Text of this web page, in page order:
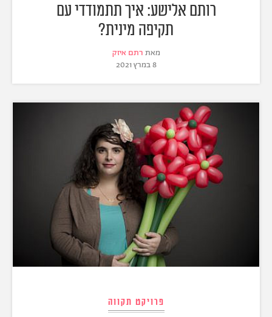
רותם אלישע: איך תתמודדי עם
תקיפה מינית?
מאת רתם איזק
8 במרץ 2021
פרויקט תקווה